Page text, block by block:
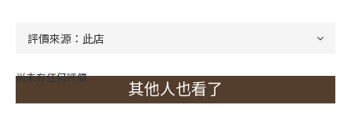
尚未有任何評價 其他人也看了